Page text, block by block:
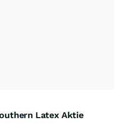
Latex Aktie